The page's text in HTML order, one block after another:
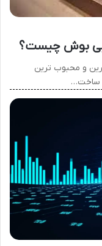
بوش چیست؟
و محبوب ترین
ساخت…